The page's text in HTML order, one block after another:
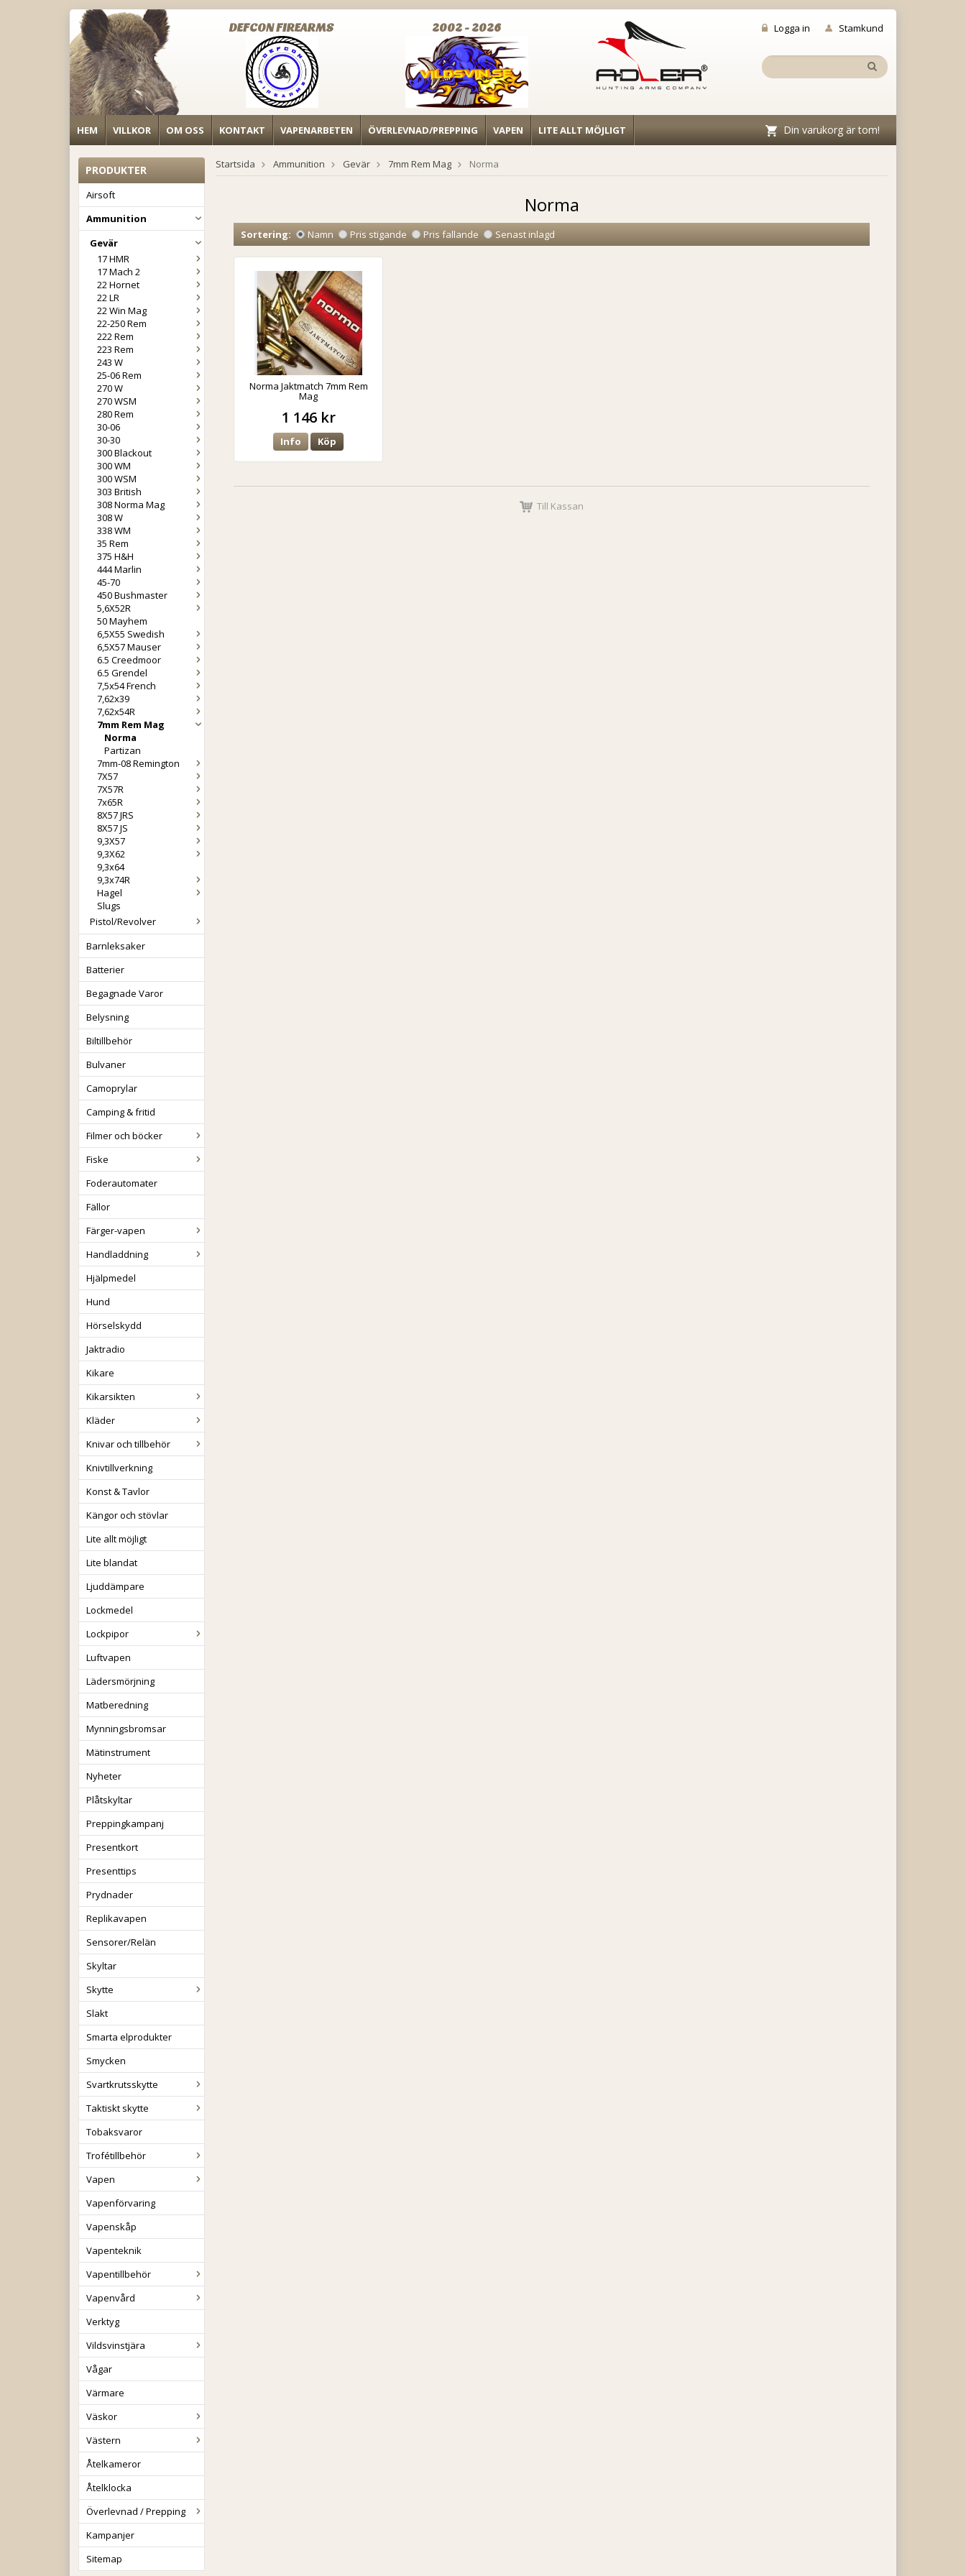
Logga in Stamkund
DEFCON FIREARMS 2002 - 2026
HEM VILLKOR OM OSS KONTAKT VAPENARBETEN ÖVERLEVNAD/PREPPING VAPEN LITE ALLT MÖJLIGT Din varukorg är tom!
PRODUKTER
Airsoft
Ammunition
Gevär
17 HMR
17 Mach 2
22 Hornet
22 LR
22 Win Mag
22-250 Rem
222 Rem
223 Rem
243 W
25-06 Rem
270 W
270 WSM
280 Rem
30-06
30-30
300 Blackout
300 WM
300 WSM
303 British
308 Norma Mag
308 W
338 WM
35 Rem
375 H&H
444 Marlin
45-70
450 Bushmaster
5,6X52R
50 Mayhem
6,5X55 Swedish
6,5X57 Mauser
6.5 Creedmoor
6.5 Grendel
7,5x54 French
7,62x39
7,62x54R
7mm Rem Mag
Norma
Partizan
7mm-08 Remington
7X57
7X57R
7x65R
8X57 JRS
8X57 JS
9,3X57
9,3X62
9,3x64
9,3x74R
Hagel
Slugs
Pistol/Revolver
Barnleksaker
Batterier
Begagnade Varor
Belysning
Biltillbehör
Bulvaner
Camoprylar
Camping & fritid
Filmer och böcker
Fiske
Foderautomater
Fällor
Färger-vapen
Handladdning
Hjälpmedel
Hund
Hörselskydd
Jaktradio
Kikare
Kikarsikten
Kläder
Knivar och tillbehör
Knivtillverkning
Konst & Tavlor
Kängor och stövlar
Lite allt möjligt
Lite blandat
Ljuddämpare
Lockmedel
Lockpipor
Luftvapen
Lädersmörjning
Matberedning
Mynningsbromsar
Mätinstrument
Nyheter
Plåtskyltar
Preppingkampanj
Presentkort
Presenttips
Prydnader
Replikavapen
Sensorer/Relän
Skyltar
Skytte
Slakt
Smarta elprodukter
Smycken
Svartkrutsskytte
Taktiskt skytte
Tobaksvaror
Trofétillbehör
Vapen
Vapenförvaring
Vapenskåp
Vapenteknik
Vapentillbehör
Vapenvård
Verktyg
Vildsvinstjära
Vågar
Värmare
Väskor
Västern
Åtelkameror
Åtelklocka
Överlevnad / Prepping
Kampanjer
Sitemap
Startsida Ammunition Gevär 7mm Rem Mag Norma
Norma
Sortering: Namn Pris stigande Pris fallande Senast inlagd
Norma Jaktmatch 7mm Rem
Mag
1 146 kr
Info Köp
Till Kassan